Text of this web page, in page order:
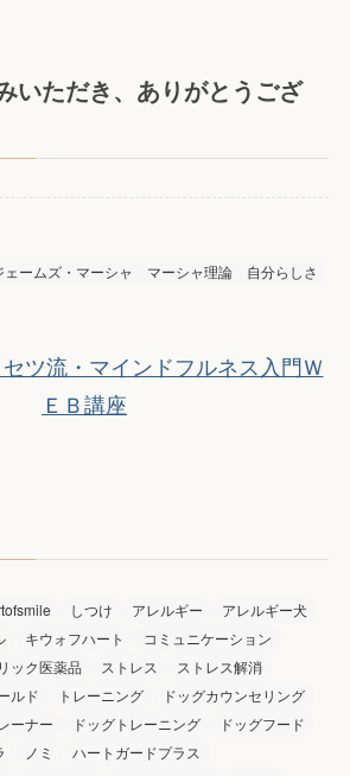
いただき、ありがとうござ
ェームズ・マーシャ マーシャ理論
自分らしさ
ツ流・マインドフルネス入門Ｗ
ＥＢ講座
しつけ アレルギー
アレルギー犬
キウォフハート
コミュニケーション
ック医薬品 ストレス
ストレス解消
ルド トレーニング
ドッグカウンセリング
ーナー ドッグトレーニング
ドッグフード
ノミ
ハートガードプラス